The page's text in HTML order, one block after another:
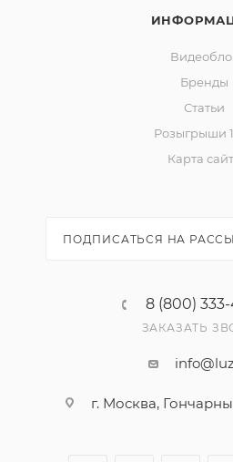
Бренды
Статьи
Розыгрыши
Карта
ПОДПИСАТЬСЯ НА
8 (800)
ЗАКАЗАТЬ
г. Москва,